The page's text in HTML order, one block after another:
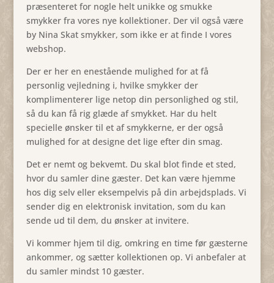
præsenteret for nogle helt unikke og smukke
smykker fra vores nye kollektioner. Der vil også være
by Nina Skat smykker, som ikke er at finde I vores
webshop.
Der er her en enestående mulighed for at få
personlig vejledning i, hvilke smykker der
komplimenterer lige netop din personlighed og stil,
så du kan få rig glæde af smykket. Har du helt
specielle ønsker til et af smykkerne, er der også
mulighed for at designe det lige efter din smag.
Det er nemt og bekvemt. Du skal blot finde et sted,
hvor du samler dine gæster. Det kan være hjemme
hos dig selv eller eksempelvis på din arbejdsplads. Vi
sender dig en elektronisk invitation, som du kan
sende ud til dem, du ønsker at invitere.
Vi kommer hjem til dig, omkring en time før gæsterne
ankommer, og sætter kollektionen op. Vi anbefaler at
du samler mindst 10 gæster.